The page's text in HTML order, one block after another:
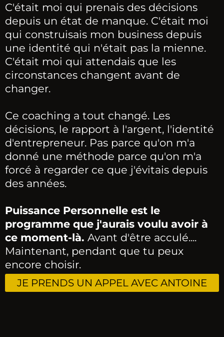
C'était moi qui prenais des décisions
depuis un état de manque. C'était moi
qui construisais mon business depuis
une identité qui n'était pas la mienne.
C'était moi qui attendais que les
circonstances changent avant de
changer.
Ce coaching a tout changé. Les
décisions, le rapport à l'argent, l'identité
d'entrepreneur. Pas parce qu'on m'a
donné une méthode parce qu'on m'a
forcé à regarder ce que j'évitais depuis
des années.
Puissance Personnelle est le
programme que j'aurais voulu avoir à
ce moment-là. Avant d'être acculé....
Maintenant, pendant que tu peux
encore choisir.
JE PRENDS UN APPEL AVEC ANTOINE